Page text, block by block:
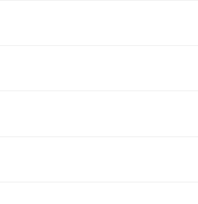
表改为本月数和累计数；季
人一目了然了。
的数据怎么填？
步骤通常如下：
需要申报的财务报表种类和